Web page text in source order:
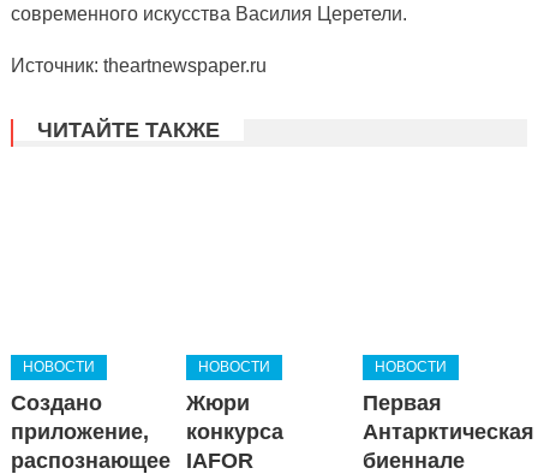
современного искусства Василия Церетели.
Источник: theartnewspaper.ru
ЧИТАЙТЕ ТАКЖЕ
НОВОСТИ
Создано
приложение,
распознающее
НОВОСТИ
Жюри
конкурса
IAFOR
НОВОСТИ
Первая
Антарктическая
биеннале